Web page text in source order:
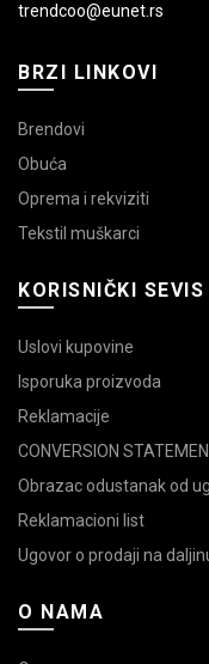
trendcoo@eunet.rs
BRZI LINKOVI
Brendovi
Obuća
Oprema i rekviziti
Tekstil muškarci
KORISNIČKI SEVIS
Uslovi kupovine
Isporuka proizvoda
Reklamacije
CONVERSION
Obrazac odustanak od
Reklamacioni list
Ugovor o prodaji na
O NAMA